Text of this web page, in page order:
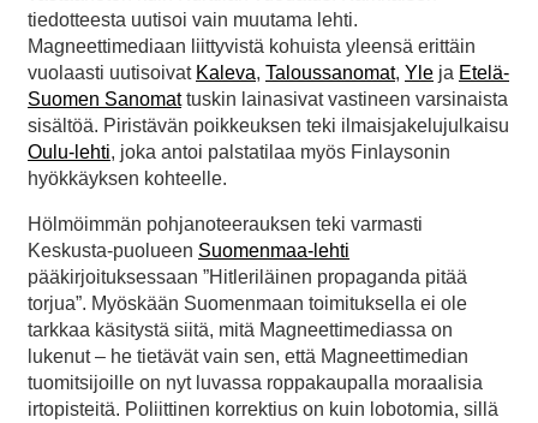
tiedotteesta uutisoi vain muutama lehti.
Magneettimediaan liittyvistä kohuista yleensä erittäin
vuolaasti uutisoivat Kaleva, Taloussanomat, Yle ja Etelä-
Suomen Sanomattuskin lainasivat vastineen varsinaista
sisältöä. Piristävän poikkeuksen teki ilmaisjakelujulkaisu
Oulu-lehti, joka antoi palstatilaa myös Finlaysonin
hyökkäyksen kohteelle.
Hölmöimmän pohjanoteerauksen teki varmasti
Keskusta-puolueen Suomenmaa-lehti
pääkirjoituksessaan ”Hitleriläinen propaganda pitää
torjua”. Myöskään Suomenmaan toimituksella ei ole
tarkkaa käsitystä siitä, mitä Magneettimediassa on
lukenut – he tietävät vain sen, että Magneettimedian
tuomitsijoille on nyt luvassa roppakaupalla moraalisia
irtopisteitä. Poliittinen korrektius on kuin lobotomia, sillä